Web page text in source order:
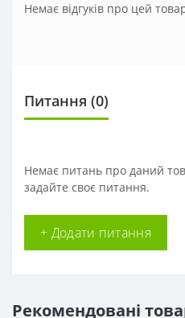
Немає відгуків про цей
Питання (0)
Немає питань про даний
задайте своє питання.
+ Додати питання
Рекомендовані